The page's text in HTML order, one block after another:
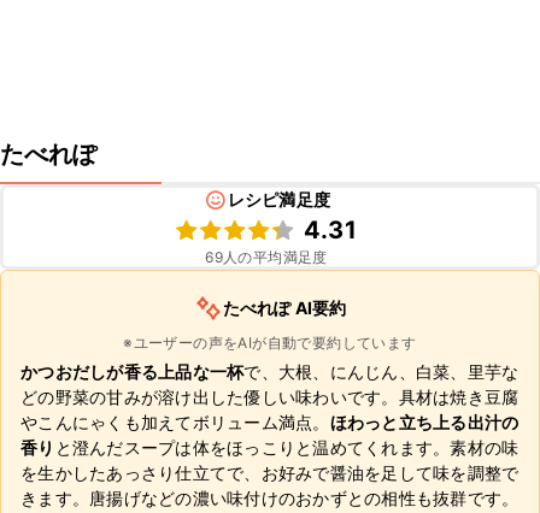
たべれぽ
レシピ満足度
4.31
69人の平均満足度
たべれぽ AI要約
※ユーザーの声をAIが自動で要約しています
かつおだしが香る上品な一杯で、大根、にんじん、白菜、里芋な
どの野菜の甘みが溶け出した優しい味わいです。具材は焼き豆腐
やこんにゃくも加えてボリューム満点。 ほわっと立ち上る出汁の
香り と澄んだスープは体をほっこりと温めてくれます。素材の味
を生かしたあっさり仕立てで、お好みで醤油を足して味を調整で
きます。唐揚げなどの濃い味付けのおかずとの相性も抜群です。